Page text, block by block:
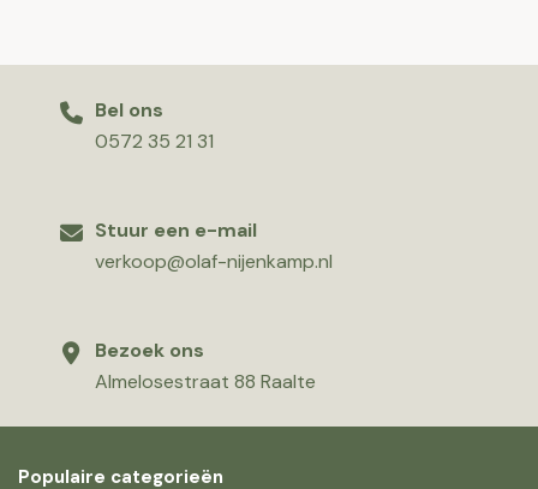
Bel ons
0572 35 21 31
Stuur een e-mail
verkoop@olaf-nijenkamp.nl
Bezoek ons
Almelosestraat 88 Raalte
Populaire categorieën